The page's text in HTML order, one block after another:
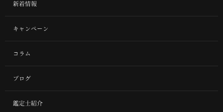
新着情報
キャンペーン
コラム
ブログ
鑑定士紹介